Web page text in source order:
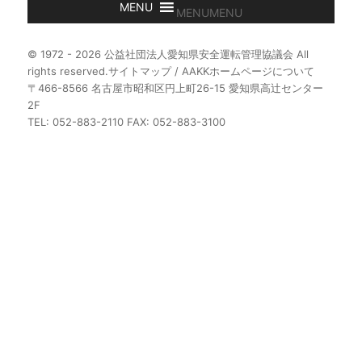
MENUMENU
© 1972 - 2026 公益社団法人愛知県安全運転管理協議会 All
rights reserved.サイトマップ/ AAKKホームページについて
〒466-8566 名古屋市昭和区円上町26-15 愛知県高辻センター
2F
TEL: 052-883-2110 FAX: 052-883-3100